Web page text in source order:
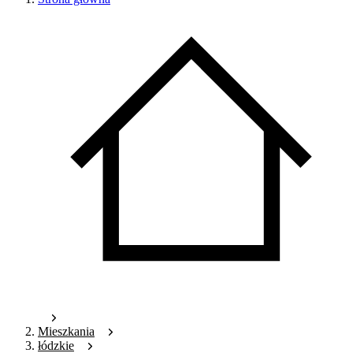
Mieszkania
łódzkie